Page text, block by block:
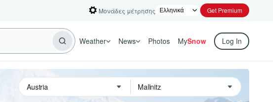
Μονάδες μέτρησης Get Premium
Weather News Photos MySnow Log In